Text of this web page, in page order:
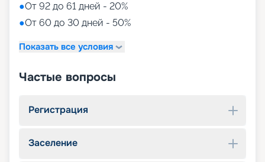
●От 92 до 61 дней - 20%
●От 60 до 30 дней - 50%
Показать все условия
Частые вопросы
Регистрация
Заселение